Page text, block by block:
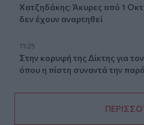
Χατζηδάκης: Άκυρες από 1
δεν έχουν αναρτηθεί
11:25
Στην κορυφή της Δίκτης για
όπου η πίστη συναντά την